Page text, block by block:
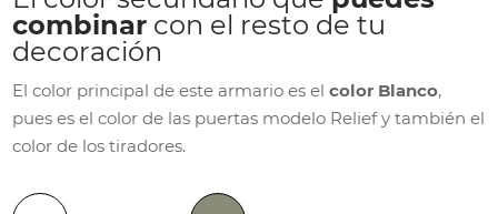
combinar con el resto de tu
decoración
El color principal de este armario es elcolor Blanco,
pues es el color de las puertas modelo Relief y también el
color de los tiradores.